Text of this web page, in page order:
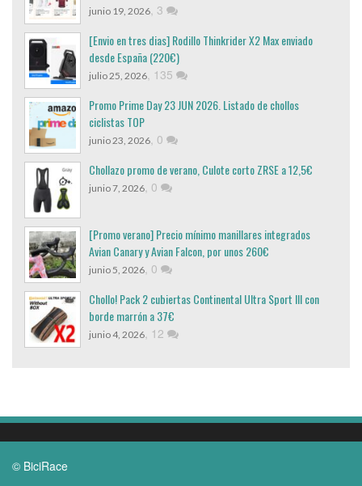
junio 19, 2026, 3
[Envio en tres dias] Rodillo Thinkrider X2 Max enviado
desde España (220€)
julio 25, 2026, 135
Promo Prime Day 23 JUN 2026. Listado de chollos
ciclistas TOP
junio 23, 2026, 0
Chollazo promo de verano, Culote corto ZRSE a 12,5€
junio 7, 2026, 0
[Promo verano] Precio mínimo manillares integrados
Avian Canary y Avian Falcon, por unos 260€
junio 5, 2026, 0
Chollo! Pack 2 cubiertas Continental Ultra Sport III con
borde marrón a 37€
junio 4, 2026, 12
© BiciRace